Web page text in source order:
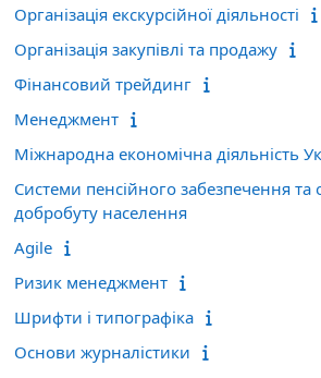
Організація екскурсійної діяльності
Організація закупівлі та продажу
Фінансовий трейдинг
Менеджмент
Міжнародна економічна діяльність
Системи пенсійного забезпечення та
добробуту населення
Agile
Ризик менеджмент
Шрифти і типографіка
Основи журналістики